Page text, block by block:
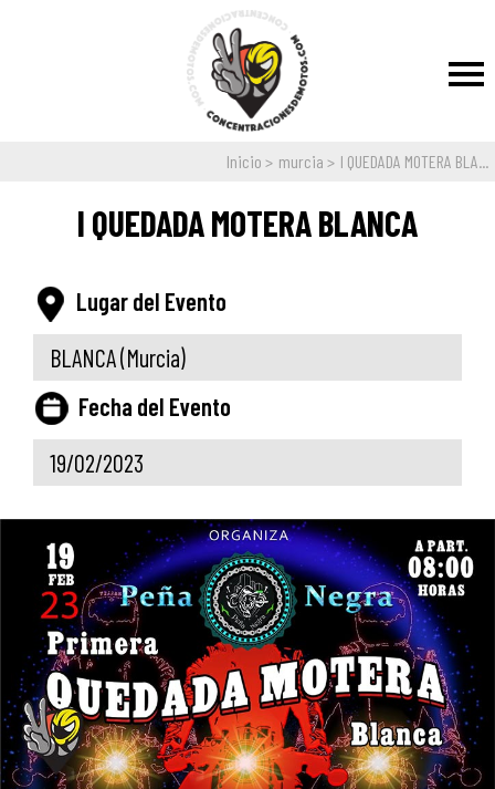
Inicio murcia I QUEDADA MOTERA BLA...
I QUEDADA MOTERA BLANCA
Lugar del Evento
BLANCA(Murcia)
Fecha del Evento
19/02/2023